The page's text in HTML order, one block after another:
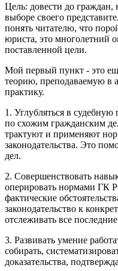
Цель: довести до граждан,
выборе своего
понять читателю, что
юриста, это многолетний
поставленной цели.
Мой первый пункт - это
теорию, преподаваемую в
практику.
1. Углубляться в судебную
по схожим гражданским
трактуют и применяют
законодательства. Это
дел.
2. Совершенствовать
оперировать нормами ГК
фактические
законодательство к
отслеживать все
3. Развивать умение
собирать,
доказательства,